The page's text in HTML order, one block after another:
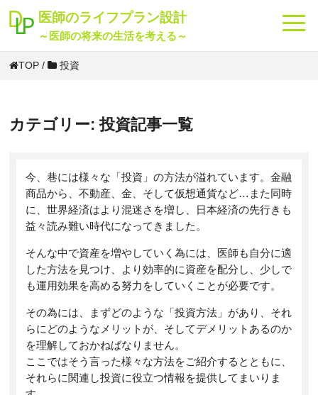
医師のライフプラン設計
～医師の将来の生活を考える～
海外 投資 転職 貯金 老後 将来
TOP / 投資
カテゴリー:投資記事一覧
今、巷には様々な「投資」の方法が溢れています。金融
商品から、不動産、金、そして仮想通貨など…また同時
に、世界経済はより混迷さを増し、日本経済の先行きも
益々読み難い時代になってきました。
そんな中で資産を増やしていく為には、医師も自分に適
した方法を見つけ、より効率的に資産を配分し、少しで
も運用効果を高める努力をしていくことが必要です。
その為には、まずどのような「投資方法」があり、それ
らにどのようなメリットが、そしてデメリットあるのか
を理解しておかねばなりません。
ここではそう言った様々な方法をご紹介するとともに、
それらに関連し投資に役立つ情報を提供してまいりま